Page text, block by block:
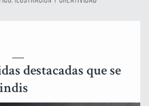
destacadas que se